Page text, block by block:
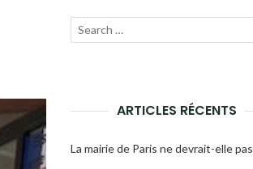
Recherche
ARTICLES RÉCENTS
La mairie de Paris ne devrait-elle pas